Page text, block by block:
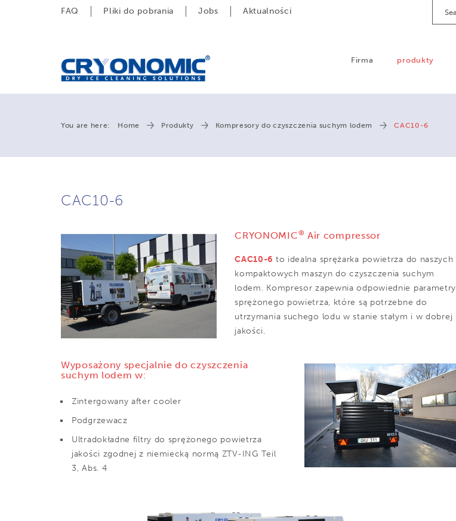
FAQ Pliki do pobrania Jobs Aktualności
Firma produkty
You are here: Home Produkty Kompresory do czyszczenia suchym lodem CAC10-6
CAC10-6
CRYONOMIC® Air compressor
CAC10-6 to idealna sprężarka powietrza do naszych
kompaktowych maszyn do czyszczenia suchym
lodem. Kompresor zapewnia odpowiednie parametry
sprężonego powietrza, które są potrzebne do
utrzymania suchego lodu w stanie stałym i w dobrej
jakości.
Wyposażony specjalnie do czyszczenia
suchym lodem w:
Zintergowany after cooler
Podgrzewacz
Ultradokładne filtry do sprężonego powietrza
jakości zgodnej z niemiecką normą ZTV-ING Teil
3, Abs. 4